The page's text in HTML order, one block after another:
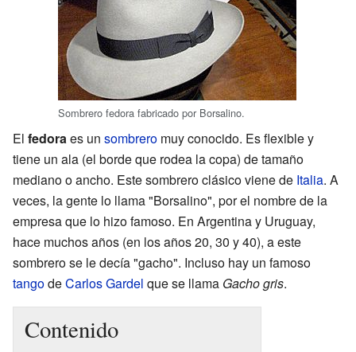
Sombrero fedora fabricado por Borsalino.
El fedora es un sombrero muy conocido. Es flexible y
tiene un ala (el borde que rodea la copa) de tamaño
mediano o ancho. Este sombrero clásico viene de Italia. A
veces, la gente lo llama "Borsalino", por el nombre de la
empresa que lo hizo famoso. En Argentina y Uruguay,
hace muchos años (en los años 20, 30 y 40), a este
sombrero se le decía "gacho". Incluso hay un famoso
tangodeCarlos Gardel que se llama Gacho gris.
Contenido